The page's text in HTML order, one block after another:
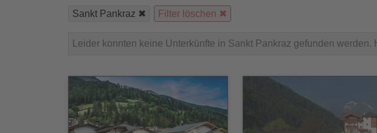
Sankt Pankraz Filter löschen
Leider konnten keine Unterkünfte in Sankt Pankraz gefunden